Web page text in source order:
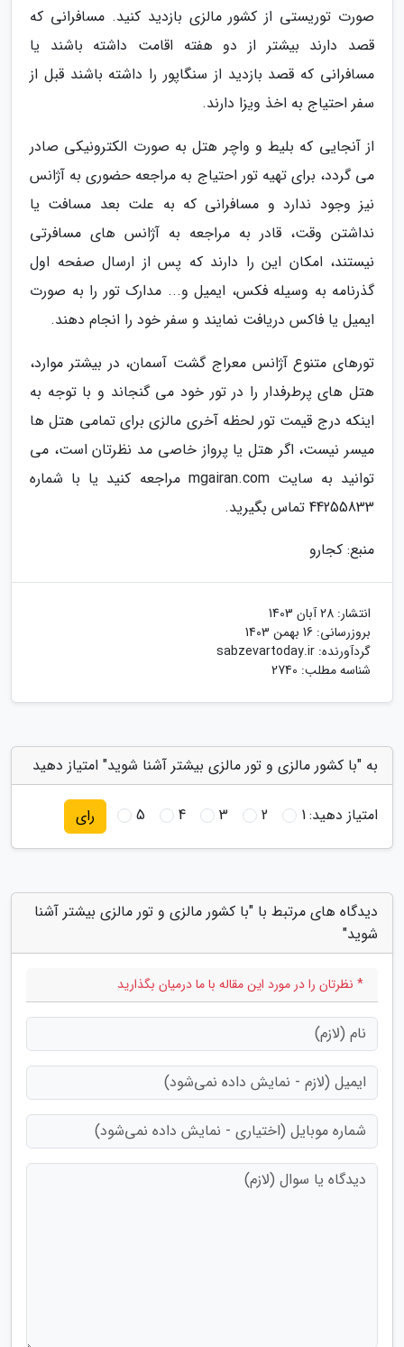
صورت توریستی از کشور مالزی بازدید کنید. مسافرانی که
قصد دارند بیشتر از دو هفته اقامت داشته باشند یا
مسافرانی که قصد بازدید از سنگاپور را داشته باشند قبل از
سفر احتیاج به اخذ ویزا دارند.
از آنجایی که بلیط و واچر هتل به صورت الکترونیکی صادر
می گردد، برای تهیه تور احتیاج به مراجعه حضوری به آژانس
نیز وجود ندارد و مسافرانی که به علت بعد مسافت یا
نداشتن وقت، قادر به مراجعه به آژانس های مسافرتی
نیستند، امکان این را دارند که پس از ارسال صفحه اول
گذرنامه به وسیله فکس، ایمیل و... مدارک تور را به صورت
ایمیل یا فاکس دریافت نمایند و سفر خود را انجام دهند.
تورهای متنوع آژانس معراج گشت آسمان، در بیشتر موارد،
هتل های پرطرفدار را در تور خود می گنجاند و با توجه به
اینکه درج قیمت تور لحظه آخری مالزی برای تمامی هتل ها
میسر نیست، اگر هتل یا پرواز خاصی مد نظرتان است، می
توانید به سایت mgairan.com مراجعه کنید یا با شماره
44255833 تماس بگیرید.
منبع: کجارو
انتشار: 28 آبان 1403
بروزرسانی: 16 بهمن 1403
گردآورنده: sabzevartoday.ir
شناسه مطلب: 2740
به "با کشور مالزی و تور مالزی بیشتر آشنا شوید" امتیاز دهید
امتیاز دهید:1
2
3
4
5 رای
دیدگاه های مرتبط با "با کشور مالزی و تور مالزی بیشتر آشنا
شوید"
* نظرتان را در مورد این مقاله با ما درمیان بگذارید